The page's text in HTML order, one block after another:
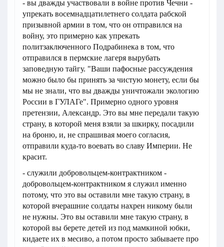
- вы дважды участвовали в войне против Чечни -
упрекать восемнадцатилетнего солдата рабской
призывной армии в том, что он отправился на
войну, это примерно как упрекать
политзаключенного Подрабинека в том, что
отправился в пермские лагеря вырубать
заповедную тайгу. "Ваши пафосные рассуждения
можно было бы принять за чистую монету, если бы
мы не знали, что вы дважды уничтожали экологию
России в ГУЛАГе". Примерно одного уровня
претензии, Александр. Это вы мне передали такую
страну, в которой меня взяли за шкирку, посадили
на броню, и, не спрашивая моего согласия,
отправили куда-то воевать во славу Империи. Не
красит.
- служили добровольцем-контрактником -
добровольцем-контрактником я служил именно
потому, что это вы оставили мне такую страну, в
которой вчерашние солдаты нахрен никому были
не нужны. Это вы оставили мне такую страну, в
которой вы берете детей из под мамкиной юбки,
кидаете их в месиво, а потом просто забываете про